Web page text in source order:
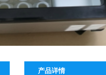
产品详情